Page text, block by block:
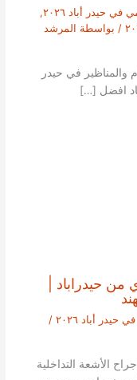
حيدر أباد ٢٠٢٦
,
/ بواسطة المرشد
والمناظير في حيدر
افضل […]
حيدراباد |
أباد ٢٠٢٦
/
الأشعة التداخلية